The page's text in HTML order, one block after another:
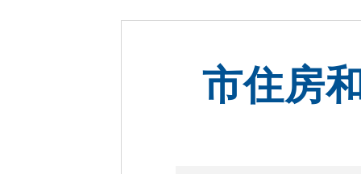
市住房